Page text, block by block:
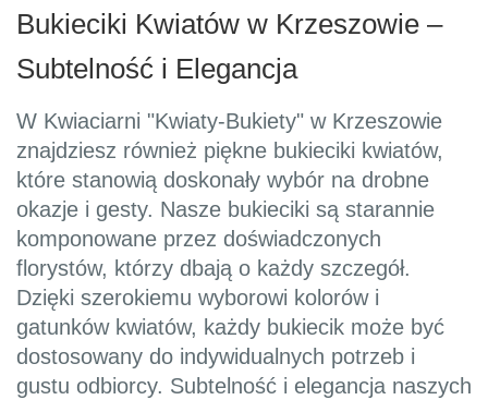
Bukieciki Kwiatów w Krzeszowie –
Subtelność i Elegancja
W Kwiaciarni "Kwiaty-Bukiety" w Krzeszowie
znajdziesz również piękne bukieciki kwiatów,
które stanowią doskonały wybór na drobne
okazje i gesty. Nasze bukieciki są starannie
komponowane przez doświadczonych
florystów, którzy dbają o każdy szczegół.
Dzięki szerokiemu wyborowi kolorów i
gatunków kwiatów, każdy bukiecik może być
dostosowany do indywidualnych potrzeb i
gustu odbiorcy. Subtelność i elegancja naszych